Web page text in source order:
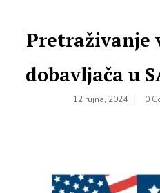
Pretraživanje
dobavljača u
12 rujna, 2024 0